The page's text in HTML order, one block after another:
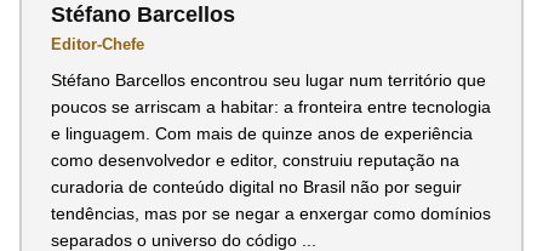
Stéfano Barcellos
Editor-Chefe
Stéfano Barcellos encontrou seu lugar num território que
poucos se arriscam a habitar: a fronteira entre tecnologia
e linguagem. Com mais de quinze anos de experiência
como desenvolvedor e editor, construiu reputação na
curadoria de conteúdo digital no Brasil não por seguir
tendências, mas por se negar a enxergar como domínios
separados o universo do código ...